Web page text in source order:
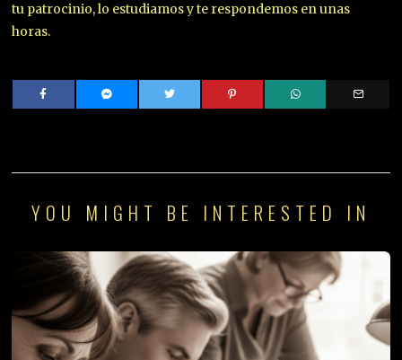
tu patrocinio, lo estudiamos y te respondemos en unas
horas.
YOU MIGHT BE INTERESTED IN